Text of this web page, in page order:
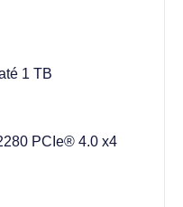
1 TB
PCIe® 4.0 x4